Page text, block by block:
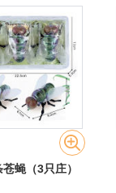
蝇（3只庄）